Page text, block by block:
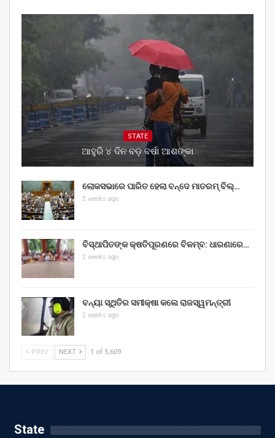
STATE
ଆହୁରି ୪ ଦିନ ବଡ଼ ବର୍ଷା ଆଶଙ୍କା
ଲୋକସଭାରେ ପାରିତ ହେଲା ବନ୍ଦେ ମାତରମ୍‌ ବିଲ୍‌…
2 weeks ago
ବିସ୍ଥାପିତଙ୍କ କ୍ଷତିପୂରଣରେ ବିଳମ୍ବ: ଧାରଣାରେ…
2 weeks ago
ବନ୍ୟା ସ୍ଥିତିର ସମୀକ୍ଷା କଲେ ରାଜସ୍ୱମନ୍ତ୍ରୀ
2 weeks ago
PREV NEXT 1 of 5,609
State